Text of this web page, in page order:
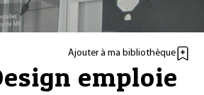
Ajouter à ma bibliothèque
emploie